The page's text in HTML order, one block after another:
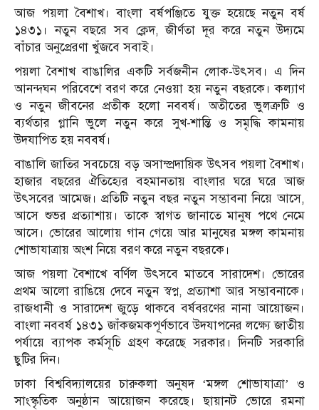
আজ পয়লা বৈশাখ। বাংলা বর্ষপঞ্জিতে যুক্ত হয়েছে নতুন বর্ষ
১৪৩১। নতুন বছরে সব ক্লেদ, জীর্ণতা দূর করে নতুন উদ্যমে
বাঁচার অনুপ্রেরণা খুঁজবে সবাই।
পয়লা বৈশাখ বাঙালির একটি সর্বজনীন লোক-উৎসব। এ দিন
আনন্দঘন পরিবেশে বরণ করে নেওয়া হয় নতুন বছরকে। কল্যাণ
ও নতুন জীবনের প্রতীক হলো নববর্ষ। অতীতের ভুলত্রুটি ও
ব্যর্থতার গ্লানি ভুলে নতুন করে সুখ-শান্তি ও সমৃদ্ধি কামনায়
উদযাপিত হয় নববর্ষ।
বাঙালি জাতির সবচেয়ে বড় অসাম্প্রদায়িক উৎসব পয়লা বৈশাখ।
হাজার বছরের ঐতিহ্যের বহমানতায় বাংলার ঘরে ঘরে আজ
উৎসবের আমেজ। প্রতিটি নতুন বছর নতুন সম্ভাবনা নিয়ে আসে,
আসে শুভর প্রত্যাশায়। তাকে স্বাগত জানাতে মানুষ পথে নেমে
আসে। ভোরের আলোয় গান গেয়ে আর মানুষের মঙ্গল কামনায়
শোভাযাত্রায় অংশ নিয়ে বরণ করে নতুন বছরকে।
আজ পয়লা বৈশাখে বর্ণিল উৎসবে মাতবে সারাদেশ। ভোরের
প্রথম আলো রাঙিয়ে দেবে নতুন স্বপ্ন, প্রত্যাশা আর সম্ভাবনাকে।
রাজধানী ও সারাদেশ জুড়ে থাকবে বর্ষবরণের নানা আয়োজন।
বাংলা নববর্ষ ১৪৩১ জাঁকজমকপূর্ণভাবে উদযাপনের লক্ষ্যে জাতীয়
পর্যায়ে ব্যাপক কর্মসূচি গ্রহণ করেছে সরকার। দিনটি সরকারি
ছুটির দিন।
ঢাকা বিশ্ববিদ্যালয়ের চারুকলা অনুষদ ‘মঙ্গল শোভাযাত্রা’ ও
সাংস্কৃতিক অনুষ্ঠান আয়োজন করেছে। ছায়ানট ভোরে রমনা